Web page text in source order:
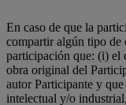
En caso de que la
compartir algún tipo de
participación que: (i) el
obra original del
autor Participante y
intelectual y/o